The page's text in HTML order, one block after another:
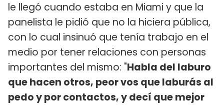
le llegó cuando estaba en Miami y que la
panelista le pidió que no la hiciera pública,
con lo cual insinuó que tenía trabajo en el
medio por tener relaciones con personas
importantes del mismo: "Habla del laburo
que hacen otros, peor vos que laburás al
pedo y por contactos, y decí que mejor